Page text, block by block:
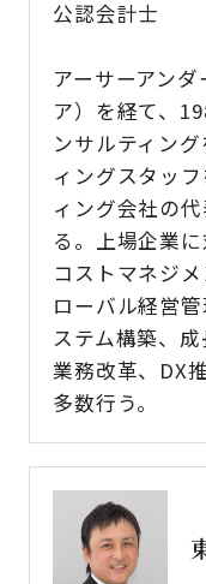
公認会計士
アーサーアン
ア）を経て、
ンサルティン
ィングスタッ
ィング会社の
る。上場企業
コストマネジ
ローバル経営
ステム構築、
業務改革、DX
多数行う。